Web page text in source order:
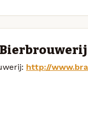
http://